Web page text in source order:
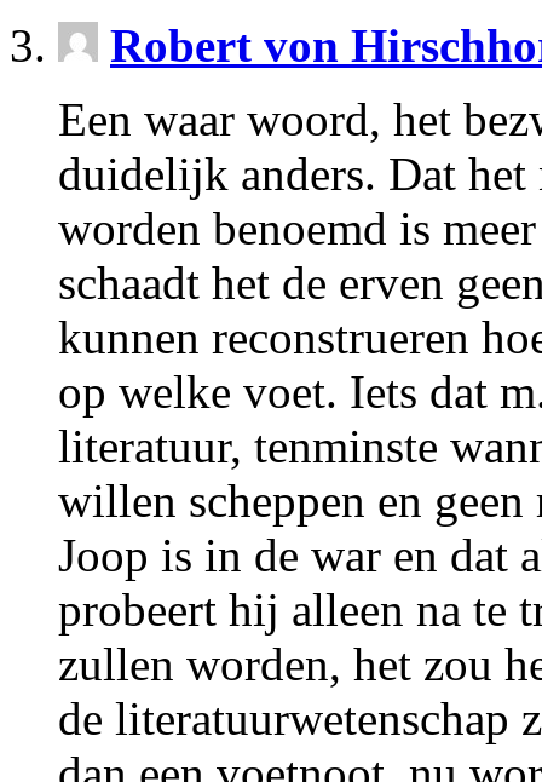
Robert von
Een waar woord, het
duidelijk anders. Dat het
worden benoemd is
schaadt het de erven
kunnen reconstrueren
op welke voet. Iets dat
literatuur, tenminste
willen scheppen en
Joop is in de war en dat
probeert hij alleen na te
zullen worden, het zou
de literatuurwetenschap